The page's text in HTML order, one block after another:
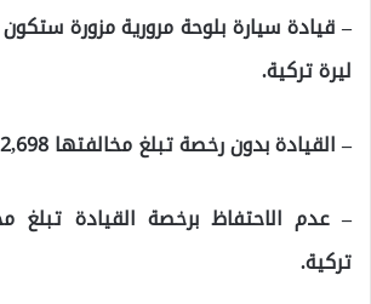
ليرة تركية.
– القيادة بدون رخصة تبلغ مخالفتها 2,698 ليرة تركية.
تركية.